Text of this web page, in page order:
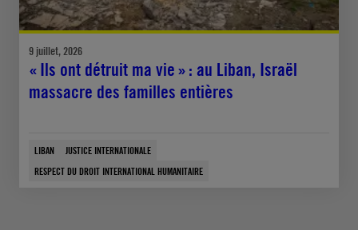
9 juillet, 2026
« Ils ont détruit ma vie » : au Liban, Israël
massacre des familles entières
LIBAN
JUSTICE INTERNATIONALE
RESPECT DU DROIT INTERNATIONAL HUMANITAIRE